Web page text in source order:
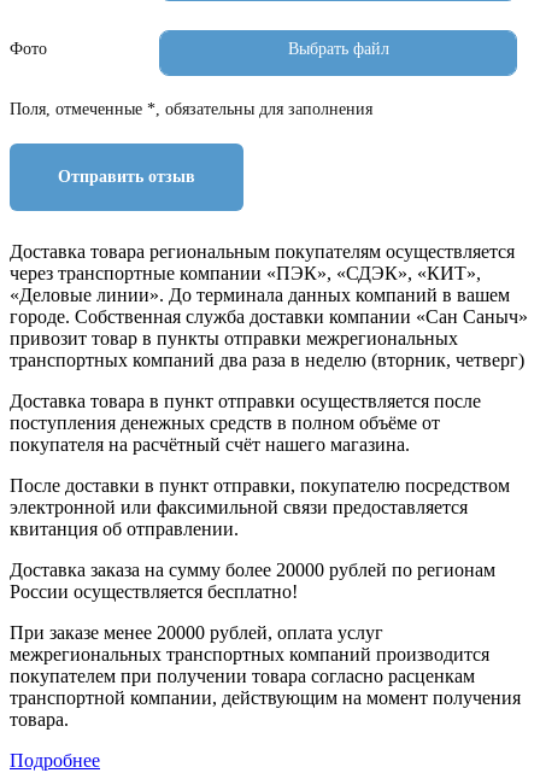
Фото
Поля, отмеченные *, обязательны для заполнения
Отправить отзыв
Доставка товара региональным покупателям осуществляется
через транспортные компании «ПЭК», «СДЭК», «КИТ»,
«Деловые линии». До терминала данных компаний в вашем
городе. Собственная служба доставки компании «Сан Саныч»
привозит товар в пункты отправки межрегиональных
транспортных компаний два раза в неделю (вторник, четверг)
Доставка товара в пункт отправки осуществляется после
поступления денежных средств в полном объёме от
покупателя на расчётный счёт нашего магазина.
После доставки в пункт отправки, покупателю посредством
электронной или факсимильной связи предоставляется
квитанция об отправлении.
Доставка заказа на сумму более 20000 рублей по регионам
России осуществляется бесплатно!
При заказе менее 20000 рублей, оплата услуг
межрегиональных транспортных компаний производится
покупателем при получении товара согласно расценкам
транспортной компании, действующим на момент получения
товара.
Подробнее